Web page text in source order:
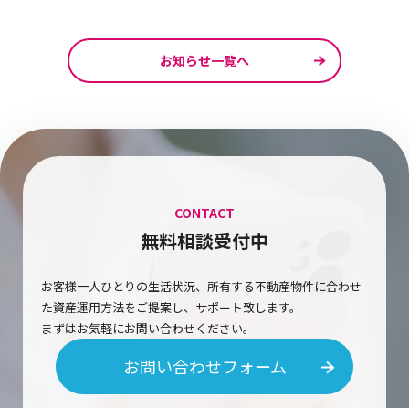
お知らせ一覧へ
CONTACT
無料相談受付中
お客様一人ひとりの生活状況、所有する不動産物件に合わせ
た資産運用方法をご提案し、サポート致します。
まずはお気軽にお問い合わせください。
お問い合わせフォーム